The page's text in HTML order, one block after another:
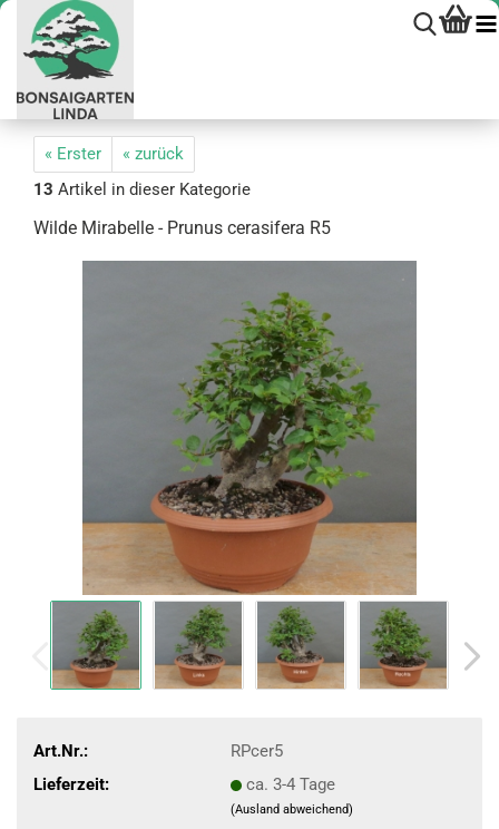
« Erster
« zurück
13 Artikel in dieser Kategorie
Wilde Mi­ra­bel­le - Pru­nus cer­a­si­fe­ra R5
Art.Nr.:
RPcer5
Lieferzeit:
ca. 3-4 Tage
(Ausland abweichend)